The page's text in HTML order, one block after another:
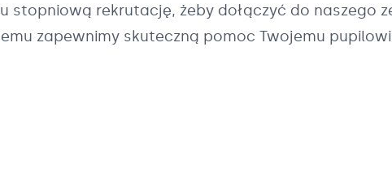
stopniową rekrutację, żeby dołączyć do naszego
zapewnimy skuteczną pomoc Twojemu